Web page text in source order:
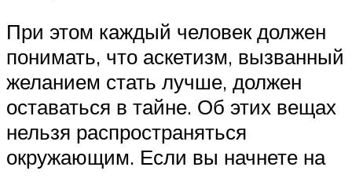
При этом каждый человек должен
понимать, что аскетизм, вызванный
желанием стать лучше, должен
оставаться в тайне. Об этих вещах
нельзя распространяться
окружающим. Если вы начнете на